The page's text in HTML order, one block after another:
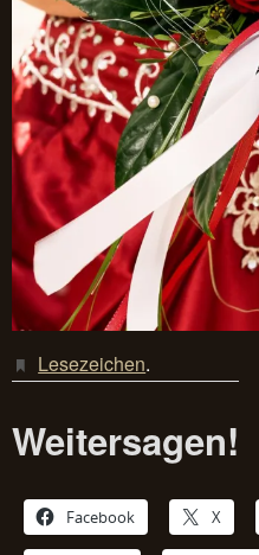
Lesezeichen.
Weitersagen!
Facebook X